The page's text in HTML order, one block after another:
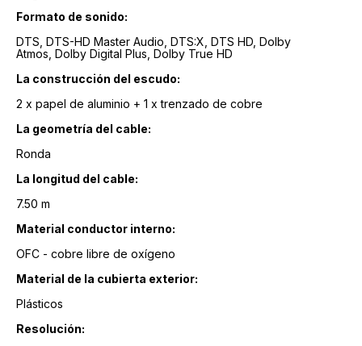
Formato de sonido:
DTS, DTS-HD Master Audio, DTS:X, DTS HD, Dolby
Atmos, Dolby Digital Plus, Dolby True HD
La construcción del escudo:
2 x papel de aluminio + 1 x trenzado de cobre
La geometría del cable:
Ronda
La longitud del cable:
7.50 m
Material conductor interno:
OFC - cobre libre de oxígeno
Material de la cubierta exterior:
Plásticos
Resolución: